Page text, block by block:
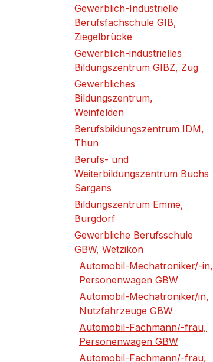
Gewerblich-Industrielle
Berufsfachschule GIB,
Ziegelbrücke
Gewerblich-industrielles
Bildungszentrum GIBZ, Zug
Gewerbliches
Bildungszentrum,
Weinfelden
Berufsbildungszentrum IDM,
Thun
Berufs- und
Weiterbildungszentrum Buchs
Sargans
Bildungszentrum Emme,
Burgdorf
Gewerbliche Berufsschule
GBW, Wetzikon
Automobil-Mechatroniker/-in,
Personenwagen GBW
Automobil-Mechatroniker/in,
Nutzfahrzeuge GBW
Automobil-Fachmann/-frau,
Personenwagen GBW
Automobil-Fachmann/-frau,